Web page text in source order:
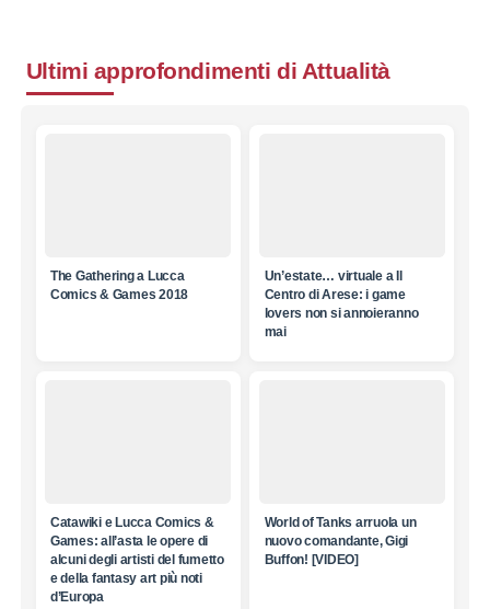
Ultimi approfondimenti di Attualità
The Gathering a Lucca
Comics & Games 2018
Un’estate… virtuale a Il
Centro di Arese: i game
lovers non si annoieranno
mai
Catawiki e Lucca Comics &
Games: all’asta le opere di
alcuni degli artisti del fumetto
e della fantasy art più noti
d’Europa
World of Tanks arruola un
nuovo comandante, Gigi
Buffon! [VIDEO]